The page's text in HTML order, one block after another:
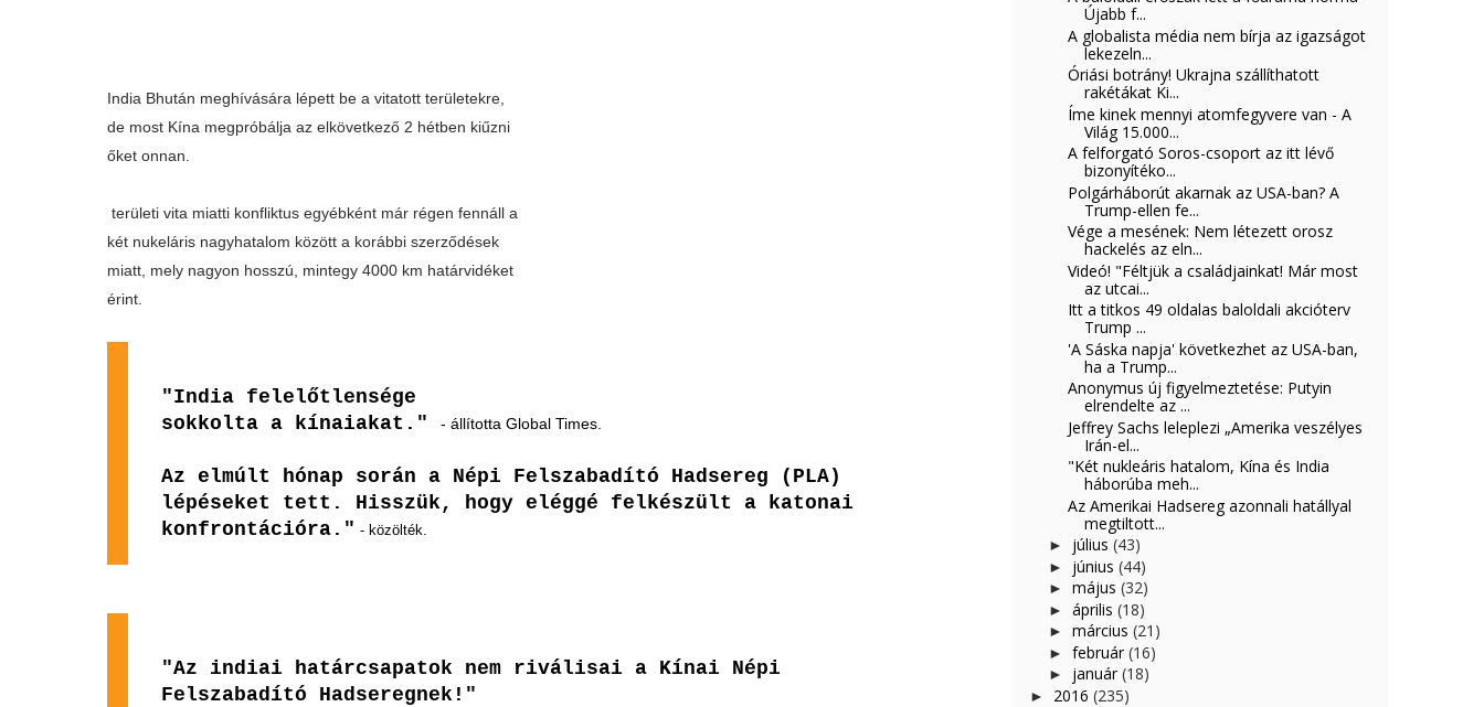
India Bhután meghívására lépett be a vitatott területekre,
de most Kína megpróbálja az elkövetkező 2 hétben kiűzni
őket onnan.
területi vita miatti konfliktus egyébként már régen fennáll a
két nukeláris nagyhatalom között a korábbi szerződések
miatt, mely nagyon hosszú, mintegy 4000 km határvidéket
érint.
"India felelőtlensége
sokkolta a kínaiakat."
- állította Global Times.
Az elmúlt hónap során a Népi Felszabadító Hadsereg (PLA)
lépéseket tett. Hisszük, hogy eléggé felkészült a katonai
konfrontációra." - közölték.
"Az indiai határcsapatok nem riválisai a Kínai Népi
Felszabadító Hadseregnek!"
Újabb f...
A globalista média nem bírja az igazságot
lekezeln...
Óriási botrány! Ukrajna szállíthatott
rakétákat Ki...
Íme kinek mennyi atomfegyvere van - A
Világ 15.000...
A felforgató Soros-csoport az itt lévő
bizonyítéko...
Polgárháborút akarnak az USA-ban? A
Trump-ellen fe...
Vége a mesének: Nem létezett orosz
hackelés az eln...
Videó! "Féltjük a családjainkat! Már most
az utcai...
Itt a titkos 49 oldalas baloldali akcióterv
Trump ...
'A Sáska napja' következhet az USA-ban,
ha a Trump...
Anonymus új figyelmeztetése: Putyin
elrendelte az ...
Jeffrey Sachs leleplezi „Amerika veszélyes
Irán-el...
"Két nukleáris hatalom, Kína és India
háborúba meh...
Az Amerikai Hadsereg azonnali hatállyal
megtiltott...
► július (43)
► június (44)
► május (32)
► április (18)
► március (21)
► február (16)
► január (18)
► 2016 (235)